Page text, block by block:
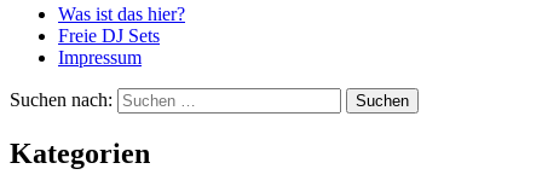
Was ist das hier?
Freie DJ Sets
Impressum
Suchen nach:
Kategorien